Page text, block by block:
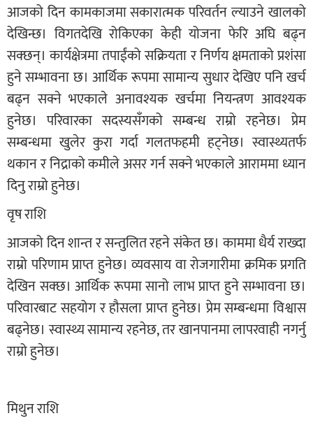
आजको दिन कामकाजमा सकारात्मक परिवर्तन ल्याउने खालको
देखिन्छ। विगतदेखि रोकिएका केही योजना फेरि अघि बढ्न
सक्छन्। कार्यक्षेत्रमा तपाईंको सक्रियता र निर्णय क्षमताको प्रशंसा
हुने सम्भावना छ। आर्थिक रूपमा सामान्य सुधार देखिए पनि खर्च
बढ्न सक्ने भएकाले अनावश्यक खर्चमा नियन्त्रण आवश्यक
हुनेछ। परिवारका सदस्यसँगको सम्बन्ध राम्रो रहनेछ। प्रेम
सम्बन्धमा खुलेर कुरा गर्दा गलतफहमी हट्नेछ। स्वास्थ्यतर्फ
थकान र निद्राको कमीले असर गर्न सक्ने भएकाले आराममा ध्यान
दिनु राम्रो हुनेछ।
वृष राशि
आजको दिन शान्त र सन्तुलित रहने संकेत छ। काममा धैर्य राख्दा
राम्रो परिणाम प्राप्त हुनेछ। व्यवसाय वा रोजगारीमा क्रमिक प्रगति
देखिन सक्छ। आर्थिक रूपमा सानो लाभ प्राप्त हुने सम्भावना छ।
परिवारबाट सहयोग र हौसला प्राप्त हुनेछ। प्रेम सम्बन्धमा विश्वास
बढ्नेछ। स्वास्थ्य सामान्य रहनेछ, तर खानपानमा लापरवाही नगर्नु
राम्रो हुनेछ।
मिथुन राशि